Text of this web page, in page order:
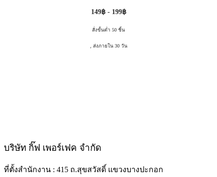
149฿ - 199฿
สั่งขั้นต่ำ 50 ชิ้น
, ส่งภายใน 30 วัน
บริษัท กิ๊ฟ เพอร์เฟค จำกัด
ที่ตั้งสำนักงาน : 415 ถ.สุขสวัสดิ์ แขวงบางปะกอก